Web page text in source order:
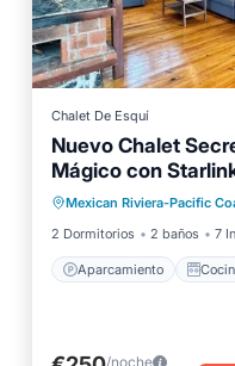
Chalet De Esquí
Nuevo Chalet
Mágico con
Mexican Riviera-Pacific
2 Dormitorios
2 baños 7
Aparcamiento
Aparcamiento
Internet
Apto
/noche